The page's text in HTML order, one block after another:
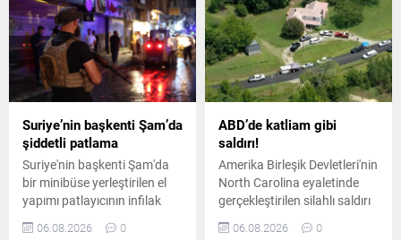
bölgede yüzden fazla ölü
olduğu iddia edildi.
tedbirler tartışılmaya devam
ediyor.
Suriye’nin başkenti Şam’da
şiddetli patlama
Suriye'nin başkenti Şam'da
bir minibüse yerleştirilen el
yapımı patlayıcının infilak
etmesi sonucu ölü ve
yaralıların olduğu bildirildi.
06.08.2026
0
ABD’de katliam gibi
saldırı!
Amerika Birleşik Devletleri'nin
North Carolina eyaletinde
gerçekleştirilen silahlı saldırı
sonucunda çok sayıda kişi
hayatını kaybetti. Bölgeye
06.08.2026
0